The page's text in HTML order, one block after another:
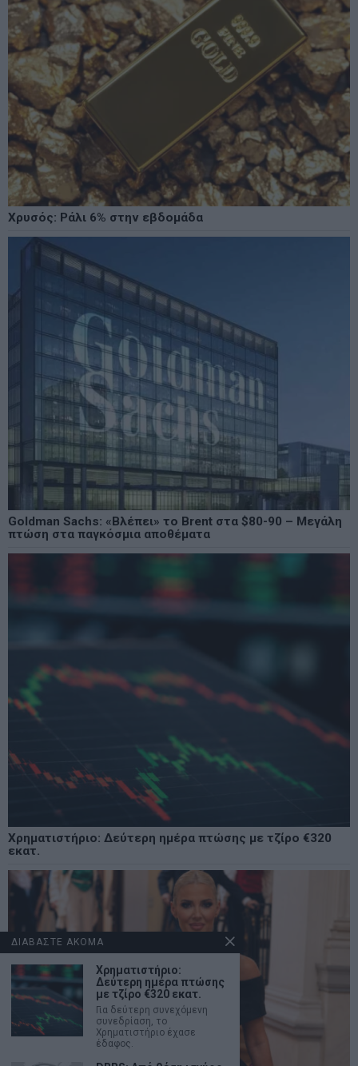
Χρυσός: Ράλι 6% στην εβδομάδα
Goldman Sachs: «Βλέπει» το Brent στα $80-90 – Μεγάλη
πτώση στα παγκόσμια αποθέματα
Χρηματιστήριο: Δεύτερη ημέρα πτώσης με τζίρο €320
εκατ.
ΔΙΑΒΑΣΤΕ ΑΚΟΜΑ
Χρηματιστήριο:
Δεύτερη ημέρα πτώσης
με τζίρο €320 εκατ.
Για δεύτερη συνεχόμενη
συνεδρίαση, το
Χρηματιστήριο έχασε
έδαφος.